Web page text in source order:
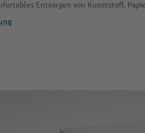
Entsorgen von Kunststoff,